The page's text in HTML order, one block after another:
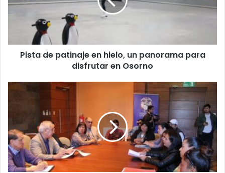
panorama
disfrutar
Pista de patinaje en hielo, un panorama para
disfrutar en Osorno
mesa
de
trabajo
con
comités